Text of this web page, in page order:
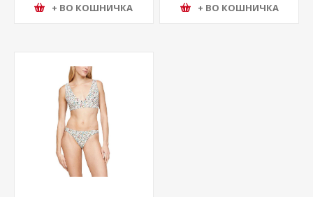
+ ВО КОШНИЧКА + ВО КОШНИЧКА